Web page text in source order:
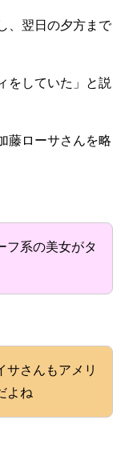
、翌日の夕方まで
をしていた」と説
藤ローサさんを略
フ系の美女がタ
サさんもアメリ
よね